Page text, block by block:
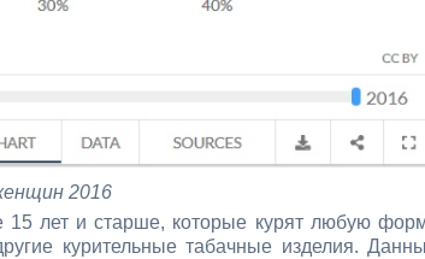
2016
лет и старше, которые курят любую
курительные табачные изделия.